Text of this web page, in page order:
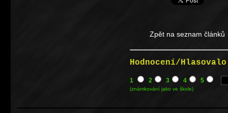
Zpět na seznam článků
Hodnocení/
1 2 3 4 5
(známkování jako ve škole)